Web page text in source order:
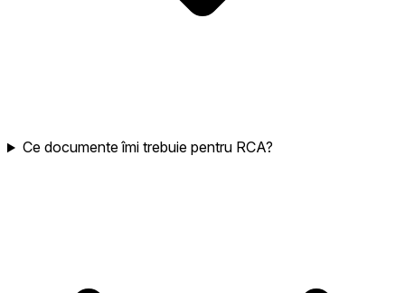
Ce documente îmi trebuie pentru RCA?